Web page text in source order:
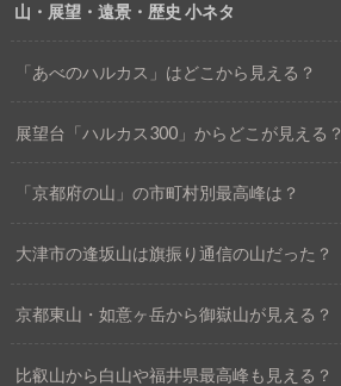
山・展望・遠景・歴史 小ネタ
「あべのハルカス」はどこから見える？
展望台「ハルカス300」からどこが見える？
「京都府の山」の市町村別最高峰は？
大津市の逢坂山は旗振り通信の山だった？
京都東山・如意ヶ岳から御嶽山が見える？
比叡山から白山や福井県最高峰も見える？